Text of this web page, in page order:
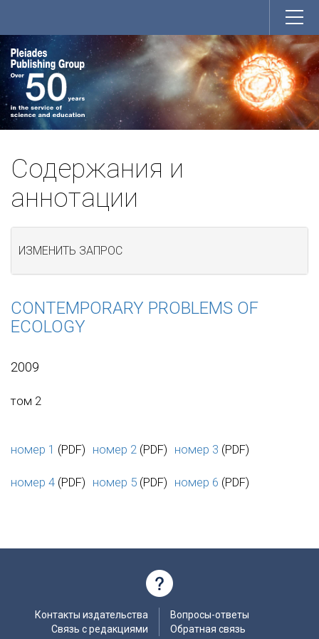
Содержания и
аннотации
ИЗМЕНИТЬ ЗАПРОС
CONTEMPORARY PROBLEMS OF
ECOLOGY
2009
том 2
номер 1 (PDF) номер 2 (PDF) номер 3 (PDF)
номер 4 (PDF) номер 5 (PDF) номер 6 (PDF)
Контакты издательства
Связь с редакциями
Вопросы-ответы
Обратная связь